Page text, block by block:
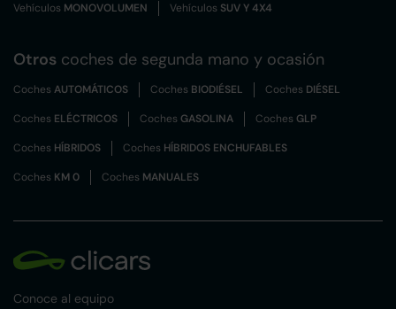
Vehículos MONOVOLUMEN Vehículos SUV Y 4X4
Otros coches de segunda mano y ocasión
CochesAUTOMÁTICOS Coches BIODIÉSEL Coches DIÉSEL
Coches ELÉCTRICOS CochesGASOLINA CochesGLP
Coches HÍBRIDOS Coches HÍBRIDOS ENCHUFABLES
Coches KM 0 Coches MANUALES
Conoce al equipo